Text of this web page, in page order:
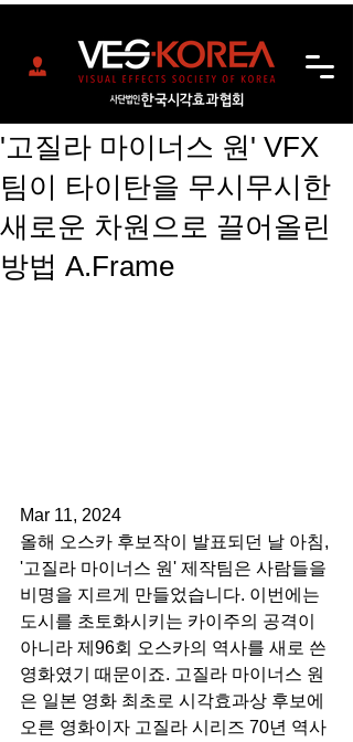
'고질라 마이너스 원' VFX
팀이 타이탄을 무시무시한
새로운 차원으로 끌어올린
방법 A.Frame
Mar 11, 2024
올해 오스카 후보작이 발표되던 날 아침,
'고질라 마이너스 원' 제작팀은 사람들을
비명을 지르게 만들었습니다. 이번에는
도시를 초토화시키는 카이주의 공격이
아니라 제96회 오스카의 역사를 새로 쓴
영화였기 때문이죠. 고질라 마이너스 원
은 일본 영화 최초로 시각효과상 후보에
오른 영화이자 고질라 시리즈 70년 역사